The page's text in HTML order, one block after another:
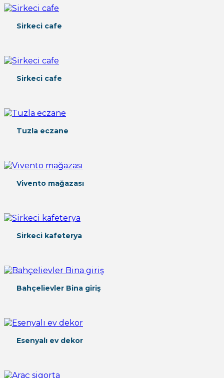
Sirkeci cafe
Sirkeci cafe
Tuzla eczane
Vivento mağazası
Sirkeci kafeterya
Bahçelievler Bina giriş
Esenyalı ev dekor